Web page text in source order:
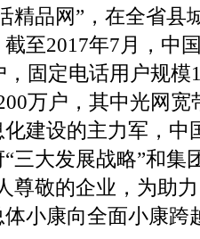
精品网”，在全省县
至2017年7月，中
，固定电话用户规模
万户，其中光网宽
化建设的主力军，中
三大发展战略”和集
尊敬的企业，为助
小康向全面小康跨